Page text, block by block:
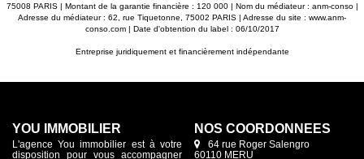
75008 PARIS | Montant de la garantie financière : 120 000 | Nom du médiateur : anm-conso |
Adresse du médiateur : 62, rue Tiquetonne, 75002 PARIS | Adresse du site : www.anm-
conso.com| Date d'obtention du label : 06/10/2017
Entreprise juridiquement et financièrement indépendante
YOU IMMOBILIER
L'agence You immobilier est à votre
disposition pour vous accompagner
NOS COORDONNÉES
64 rue Roger Salengro
60110 MERU